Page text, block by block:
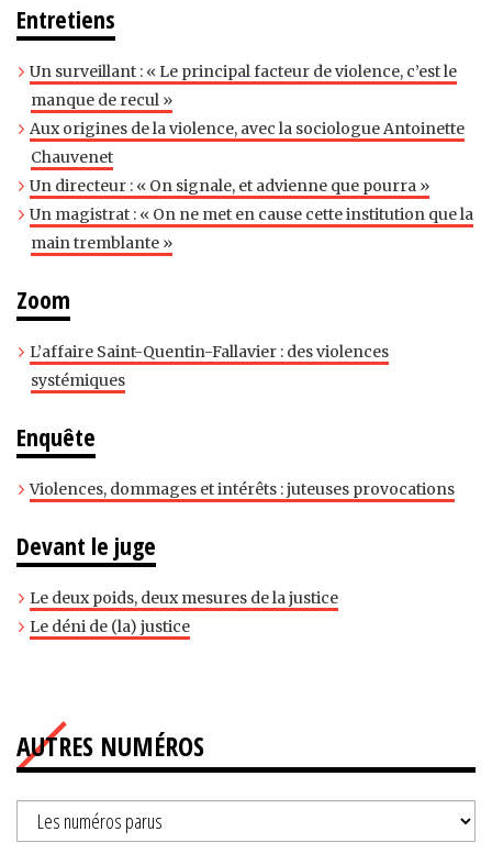
Entretiens
Un surveillant : « Le principal facteur de violence, c’est le
manque de recul »
Aux origines de la violence, avec la sociologue Antoinette
Chauvenet
Un directeur : « On signale, et advienne que pourra »
Un magistrat : « On ne met en cause cette institution que la
main tremblante »
Zoom
L’affaire Saint-Quentin-Fallavier : des violences
systémiques
Enquête
Violences, dommages et intérêts : juteuses provocations
Devant le juge
Le deux poids, deux mesures de la justice
Le déni de (la) justice
AUTRES NUMÉROS